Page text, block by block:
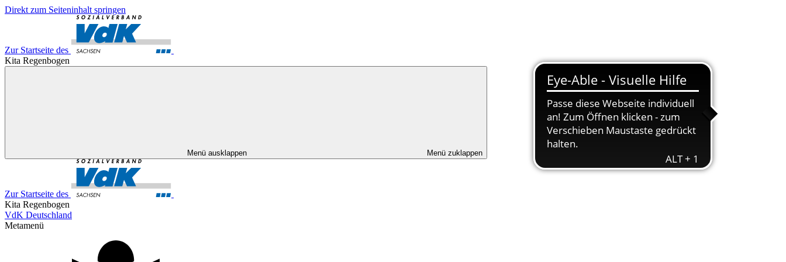
Direkt zum Seiteninhalt springen
Zur Startseite des
Kita Regenbogen
Menü ausklappen Menü zuklappen
Zur Startseite des
Kita Regenbogen
VdK Deutschland
Metamenü